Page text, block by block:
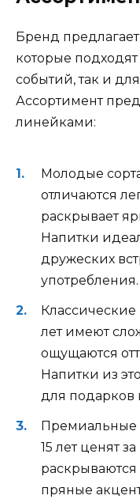
Бренд
которые
событий, так и
Ассортимент
линейками:
Молодые
отличаются
раскрывает
Напитки
дружеских
употребления.
лет имеют
ощущаются
Напитки из
для подарков
Премиальные
15 лет ценят
пряные